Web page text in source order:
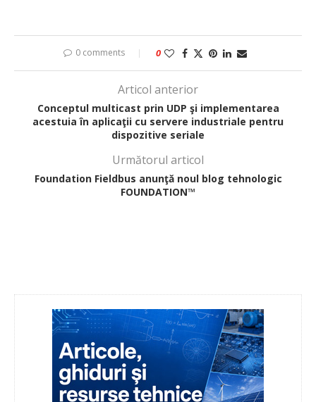
0 comments 0
Articol anterior
Conceptul multicast prin UDP şi implementarea
acestuia în aplicaţii cu servere industriale pentru
dispozitive seriale
Următorul articol
Foundation Fieldbus anunţă noul blog tehnologic
FOUNDATION™